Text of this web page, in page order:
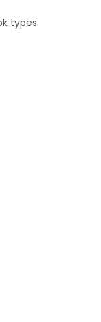
types